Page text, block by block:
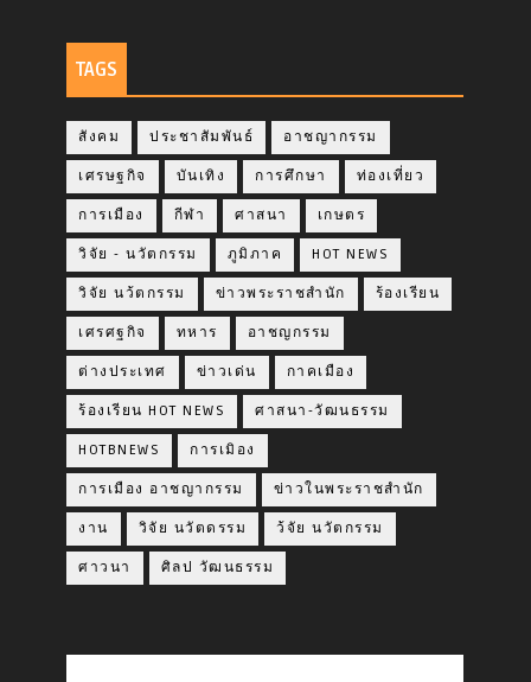
TAGS
สังคม ประชาสัมพันธ์ อาชญากรรม
เศรษฐกิจ บันเทิง การศึกษา ท่องเที่ยว
การเมือง กีฬา ศาสนา เกษตร
วิจัย - นวัตกรรม ภูมิภาค HOT NEWS
วิจัย นว้ตกรรม ข่าวพระราชสำนัก ร้องเรียน
เศรศฐกิจ ทหาร อาชญกรรม
ต่างประเทศ ข่าวเด่น กาคเมือง
ร้องเรียน HOT NEWS ศาสนา-วัฒนธรรม
HOTBNEWS การเมิอง
การเมือง อาชญากรรม ข่าวในพระราชสำนัก
งาน วิจัย นวัตดรรม ว้จัย นวัตกรรม
ศาวนา ศิลป วัฒนธรรม